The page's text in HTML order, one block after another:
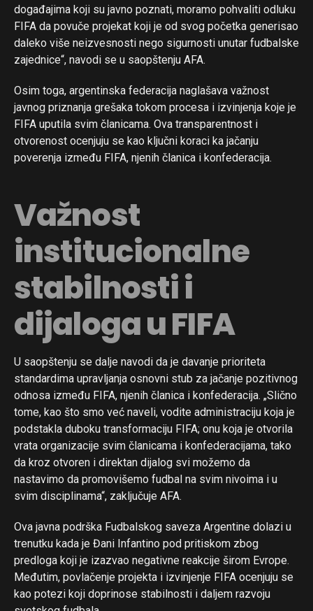
događajima koji su javno poznati, moramo pohvaliti odluku
FIFA da povuče projekat koji je od svog početka generisao
daleko više neizvesnosti nego sigurnosti unutar fudbalske
zajednice“, navodi se u saopštenju AFA.
Osim toga, argentinska federacija naglašava važnost
javnog priznanja grešaka tokom procesa i izvinjenja koje je
FIFA uputila svim članicama. Ova transparentnost i
otvorenost ocenjuju se kao ključni koraci ka jačanju
poverenja između FIFA, njenih članica i konfederacija.
Važnost
institucionalne
stabilnosti i
dijaloga u FIFA
U saopštenju se dalje navodi da je davanje prioriteta
standardima upravljanja osnovni stub za jačanje pozitivnog
odnosa između FIFA, njenih članica i konfederacija. „Slično
tome, kao što smo već naveli, vodite administraciju koja je
podstakla duboku transformaciju FIFA; onu koja je otvorila
vrata organizacije svim članicama i konfederacijama, tako
da kroz otvoren i direktan dijalog svi možemo da
nastavimo da promovišemo fudbal na svim nivoima i u
svim disciplinama“, zaključuje AFA.
Ova javna podrška Fudbalskog saveza Argentine dolazi u
trenutku kada je Đani Infantino pod pritiskom zbog
predloga koji je izazvao negativne reakcije širom Evrope.
Međutim, povlačenje projekta i izvinjenje FIFA ocenjuju se
kao potezi koji doprinose stabilnosti i daljem razvoju